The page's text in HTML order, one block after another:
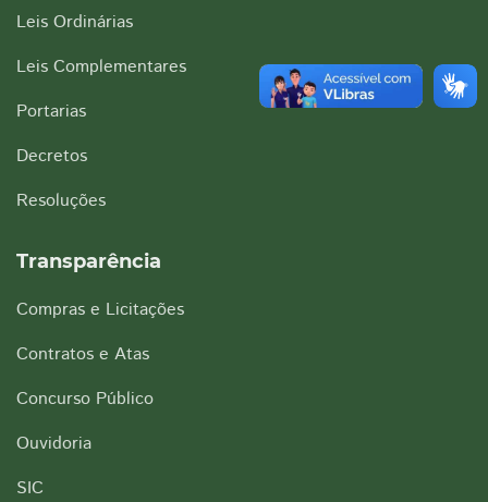
Leis Ordinárias
Leis Complementares
Portarias
Decretos
Resoluções
Transparência
Compras e Licitações
Contratos e Atas
Concurso Público
Ouvidoria
SIC